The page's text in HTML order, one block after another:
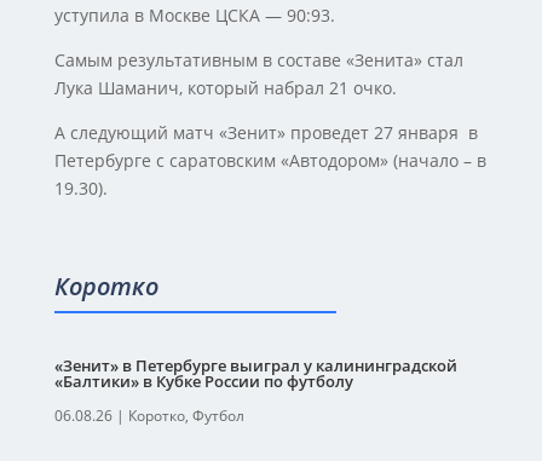
уступила в Москве ЦСКА — 90:93.
Самым результативным в составе «Зенита» стал
Лука Шаманич, который набрал 21 очко.
А следующий матч «Зенит» проведет 27 января в
Петербурге с саратовским «Автодором» (начало – в
19.30).
Коротко
«Зенит» в Петербурге выиграл у калининградской
«Балтики» в Кубке России по футболу
06.08.26| Коротко, Футбол